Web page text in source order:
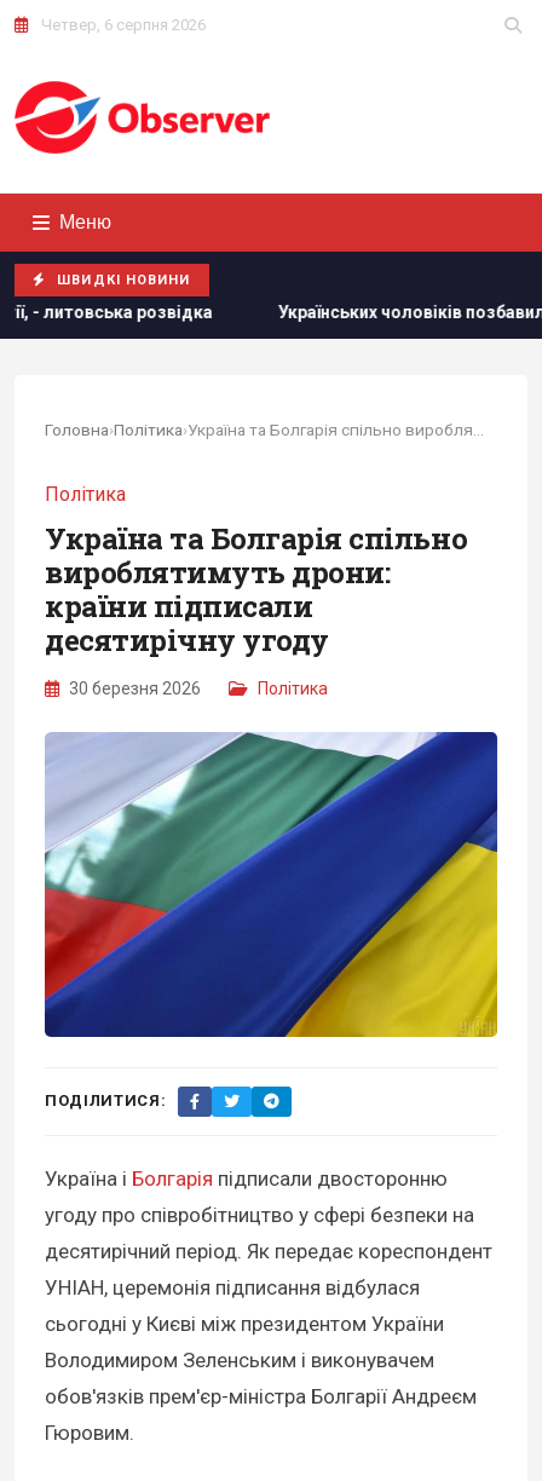
Четвер, 6 серпня 2026
Меню
ШВИДКІ НОВИНИ
Українських чоловіків позбавили захисту в ЄС: кого
Головна›Політика›
Політика
Україна та Болгарія спільно
вироблятимуть дрони:
країни підписали
десятирічну угоду
30 березня 2026 Політика
ПОДІЛИТИСЯ:
Україна і Болгарія підписали двосторонню
угоду про співробітництво у сфері безпеки на
десятирічний період. Як передає кореспондент
УНІАН, церемонія підписання відбулася
сьогодні у Києві між президентом України
Володимиром Зеленським і виконувачем
обов'язків прем'єр-міністра Болгарії Андреєм
Гюровим.